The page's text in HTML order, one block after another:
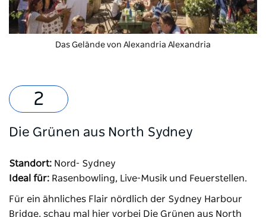
Das Gelände von Alexandria Alexandria
Die Grünen aus North Sydney
Standort: Nord- Sydney
Ideal für: Rasenbowling, Live-Musik und Feuerstellen.
Für ein ähnliches Flair nördlich der Sydney Harbour
Bridge, schau mal hier vorbei Die Grünen aus North